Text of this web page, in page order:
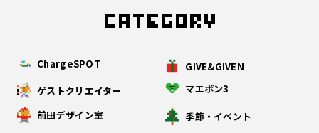
ChargeSPOT
GIVE&GIVEN
ゲストクリエイター
マエボン3
前田デザイン室
季節・イベント